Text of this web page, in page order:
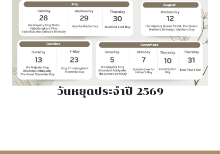
วันหยุดประจำปี 2569